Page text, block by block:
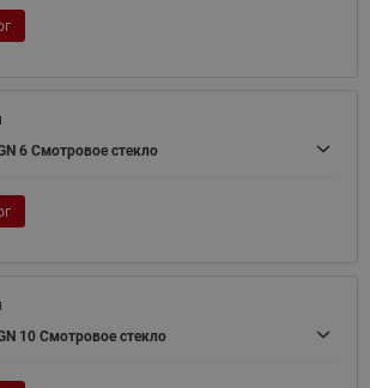
6 Смотровое стекло
10 Смотровое стекло